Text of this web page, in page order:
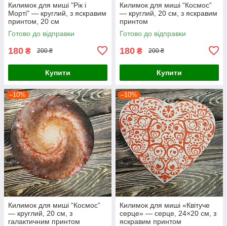
Килимок для миші "Рік і
Морті" — круглий, з яскравим
принтом, 20 см
Готово до відправки
180 ₴ 200 ₴
Купити
Килимок для миші “Космос”
— круглий, 20 см, з яскравим
принтом
Готово до відправки
180 ₴ 200 ₴
Купити
–10%
Килимок для миші “Космос”
— круглий, 20 см, з
галактичним принтом
–10%
Килимок для миші «Квітуче
серце» — серце, 24×20 см, з
яскравим принтом